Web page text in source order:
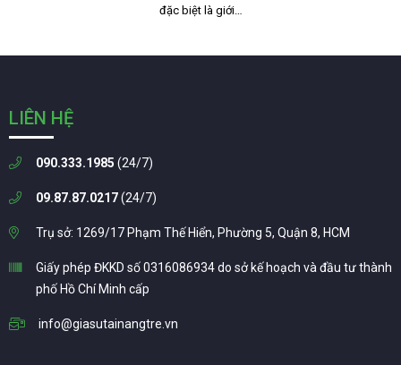
đặc biệt là giới…
LIÊN HỆ
090.333.1985 (24/7)
09.87.87.0217(24/7)
Trụ sở: 1269/17 Phạm Thế Hiển, Phường 5, Quận 8, HCM
Giấy phép ĐKKD số 0316086934 do sở kế hoạch và đầu tư thành
phố Hồ Chí Minh cấp
info@giasutainangtre.vn